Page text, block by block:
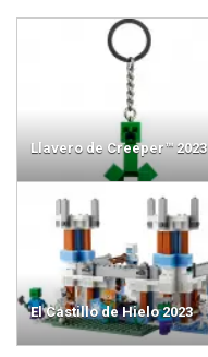
Llavero de Creeper™ 2023
El Castillo de Hielo 2023